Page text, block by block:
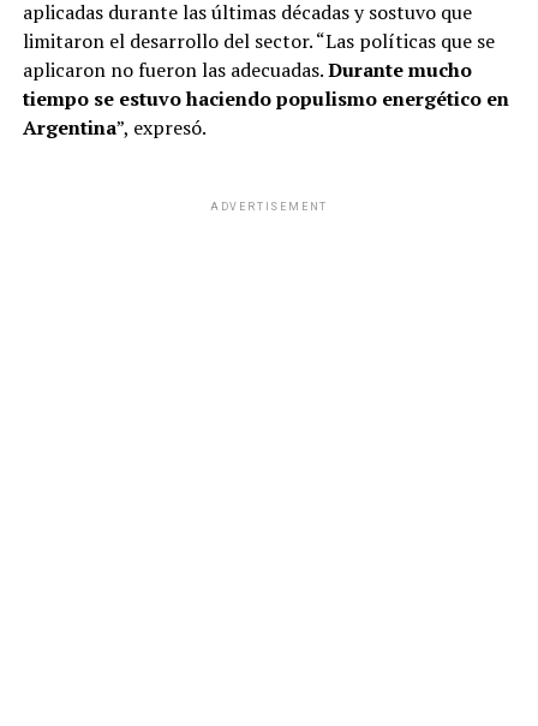
aplicadas durante las últimas décadas y sostuvo que
limitaron el desarrollo del sector. “Las políticas que se
aplicaron no fueron las adecuadas.Durante mucho
tiempo se estuvo haciendo populismo energético en
Argentina”, expresó.
ADVERTISEMENT